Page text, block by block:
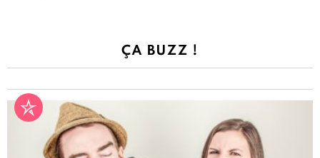
ÇA BUZZ !